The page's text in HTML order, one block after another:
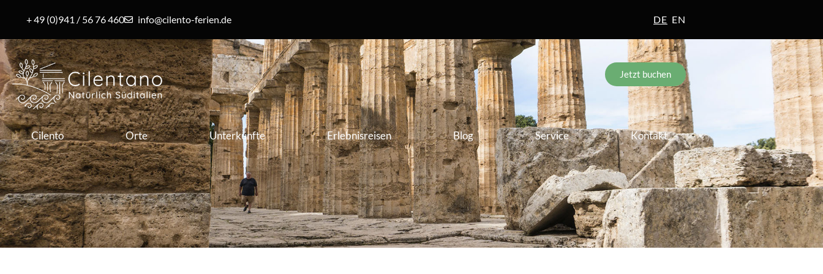
+ 49 (0)941 / 56 76 460 info@cilento-ferien.de DE EN
Jetzt buchen
Cilento Orte Unterkünfte Erlebnisreisen Blog Service Kontakt